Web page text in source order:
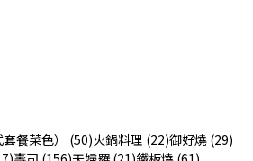
餐菜色） (50)火鍋料理 (22)御好燒 (29)